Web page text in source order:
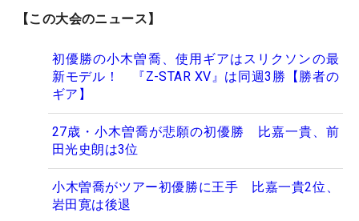
【この大会のニュース】
初優勝の小木曽喬、使用ギアはスリクソンの最
新モデル！ 『Z-STAR XV』は同週3勝【勝者の
ギア】
27歳・小木曽喬が悲願の初優勝 比嘉一貴、前
田光史朗は3位
小木曽喬がツアー初優勝に王手 比嘉一貴2位、
岩田寛は後退